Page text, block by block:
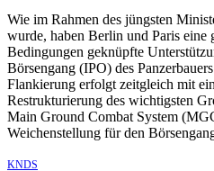
Wie im Rahmen des jüngsten
wurde, haben Berlin und Paris eine
Bedingungen geknüpfte
Börsengang (IPO) des
Flankierung erfolgt zeitgleich mit
Restrukturierung des wichtigsten
Main Ground Combat System
Weichenstellung für den
KNDS